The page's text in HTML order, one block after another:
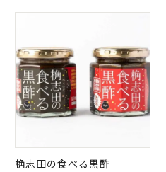
桷志田の食べる黒酢